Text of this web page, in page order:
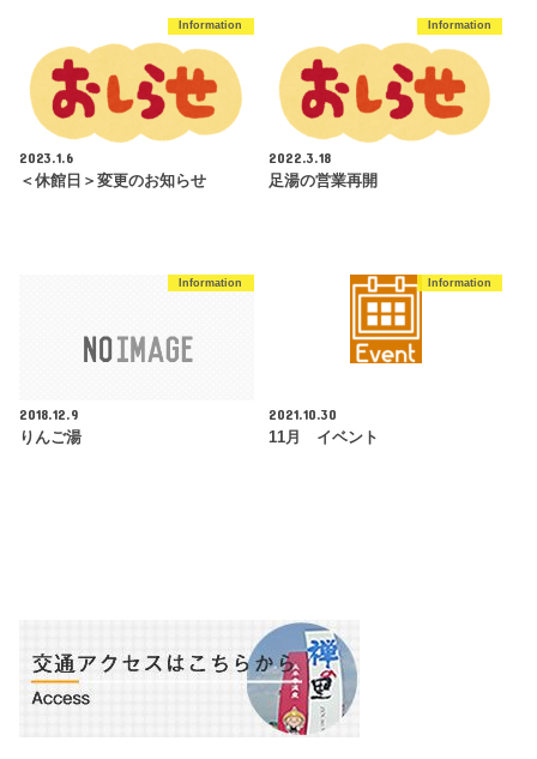
Information
2023.1.6
＜休館日＞変更のお知らせ
Information
2022.3.18
足湯の営業再開
Information
2018.12.9
りんご湯
Information
2021.10.30
11月 イベント